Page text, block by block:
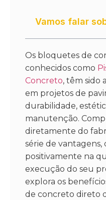
Vamos falar
Os bloquetes de
conhecidos como
Concreto, têm sido
em projetos de
durabilidade,
manutenção.
diretamente do
série de
positivamente na
execução do seu
explora os
de concreto direto